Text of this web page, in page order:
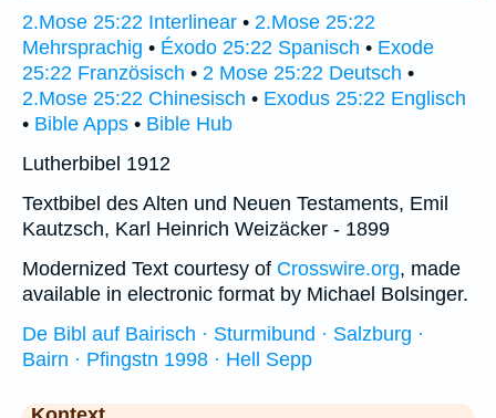
2.Mose 25:22 Interlinear • 2.Mose 25:22
Mehrsprachig • Éxodo 25:22 Spanisch • Exode
25:22 Französisch • 2 Mose 25:22 Deutsch •
2.Mose 25:22 Chinesisch • Exodus 25:22 Englisch
• Bible Apps • Bible Hub
Lutherbibel 1912
Textbibel des Alten und Neuen Testaments, Emil
Kautzsch, Karl Heinrich Weizäcker - 1899
Modernized Text courtesy of Crosswire.org, made
available in electronic format by Michael Bolsinger.
De Bibl auf Bairisch · Sturmibund · Salzburg ·
Bairn · Pfingstn 1998 · Hell Sepp